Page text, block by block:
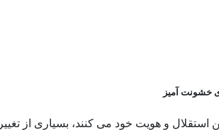
خشونت آمیز
استقلال و هویت خود می کنند، بسیاری از